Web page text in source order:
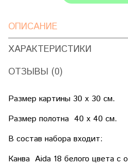
ОПИСАНИЕ
ХАРАКТЕРИСТИКИ
ОТЗЫВЫ (0)
Размер картины 30 х 30 см.
Размер полотна 40 х 40 см.
В состав набора входит:
Канва Aida 18 белого цвета с